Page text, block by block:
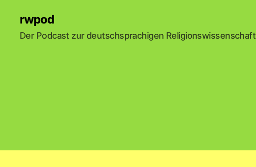
rwpod
Der Podcast zur deutschsprachigen Religionswissenschaft